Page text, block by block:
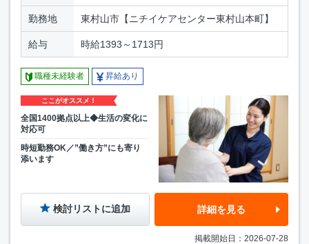
勤務地 東村山市【ニチイケアセンター東村山本町】
給与 時給1393～1713円
職種未経験者 昇給あり
ここがオススメ！
全国1400拠点以上◆生活の変化に
対応可
時短勤務OK／”働き方”にも寄り
添います
検討リストに追加 詳細を見る
掲載開始日：2026-07-28